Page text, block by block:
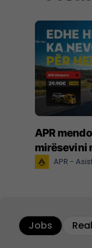
APR
mirësevini
APR -
Jobs